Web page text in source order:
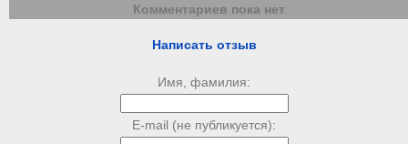
Комментариев пока нет
Написать отзыв
Имя, фамилия:
E-mail (не публикуется):